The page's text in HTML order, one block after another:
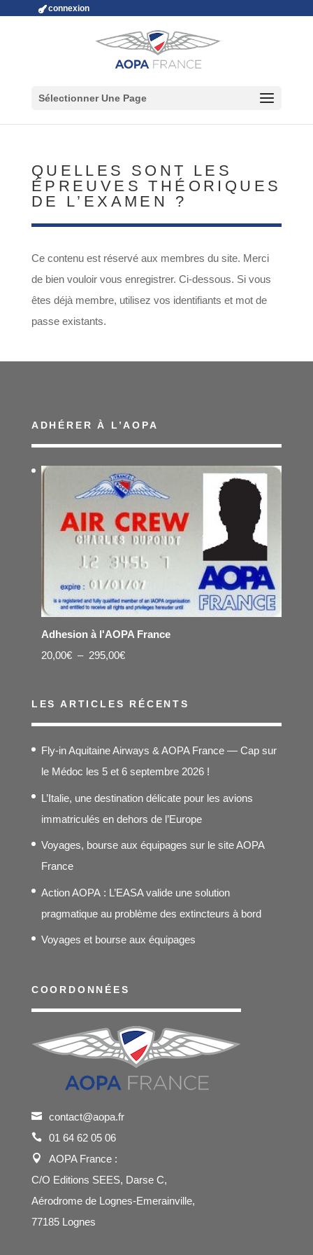
connexion
Sélectionner Une Page
QUELLES SONT LES
ÉPREUVES THÉORIQUES
DE L’EXAMEN ?
Ce contenu est réservé aux membres du site. Merci
de bien vouloir vous enregistrer. Ci-dessous. Si vous
êtes déjà membre, utilisez vos identifiants et mot de
passe existants.
ADHÉRER À L’AOPA
Adhesion à l'AOPA France
20,00€ – 295,00€Plage
prix :
295,00€
LES ARTICLES RÉCENTS
Fly-in Aquitaine Airways & AOPA France — Cap sur
le Médoc les 5 et 6 septembre 2026 !
L’Italie, une destination délicate pour les avions
immatriculés en dehors de l’Europe
Voyages, bourse aux équipages sur le site AOPA
France
Action AOPA : L’EASA valide une solution
pragmatique au problème des extincteurs à bord
Voyages et bourse aux équipages
COORDONNÉES
contact@aopa.fr
01 64 62 05 06
AOPA France :
C/O Editions SEES, Darse C,
Aérodrome de Lognes-Emerainville,
77185 Lognes